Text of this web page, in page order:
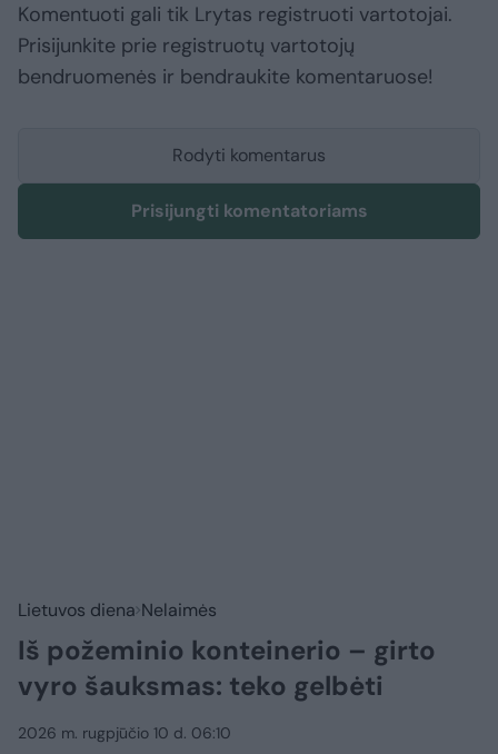
Komentuoti gali tik Lrytas registruoti vartotojai.
Prisijunkite prie registruotų vartotojų
bendruomenės ir bendraukite komentaruose!
Rodyti komentarus
Prisijungti komentatoriams
Lietuvos diena Nelaimės
Iš požeminio konteinerio – girto
vyro šauksmas: teko gelbėti
2026 m. rugpjūčio 10 d. 06:10